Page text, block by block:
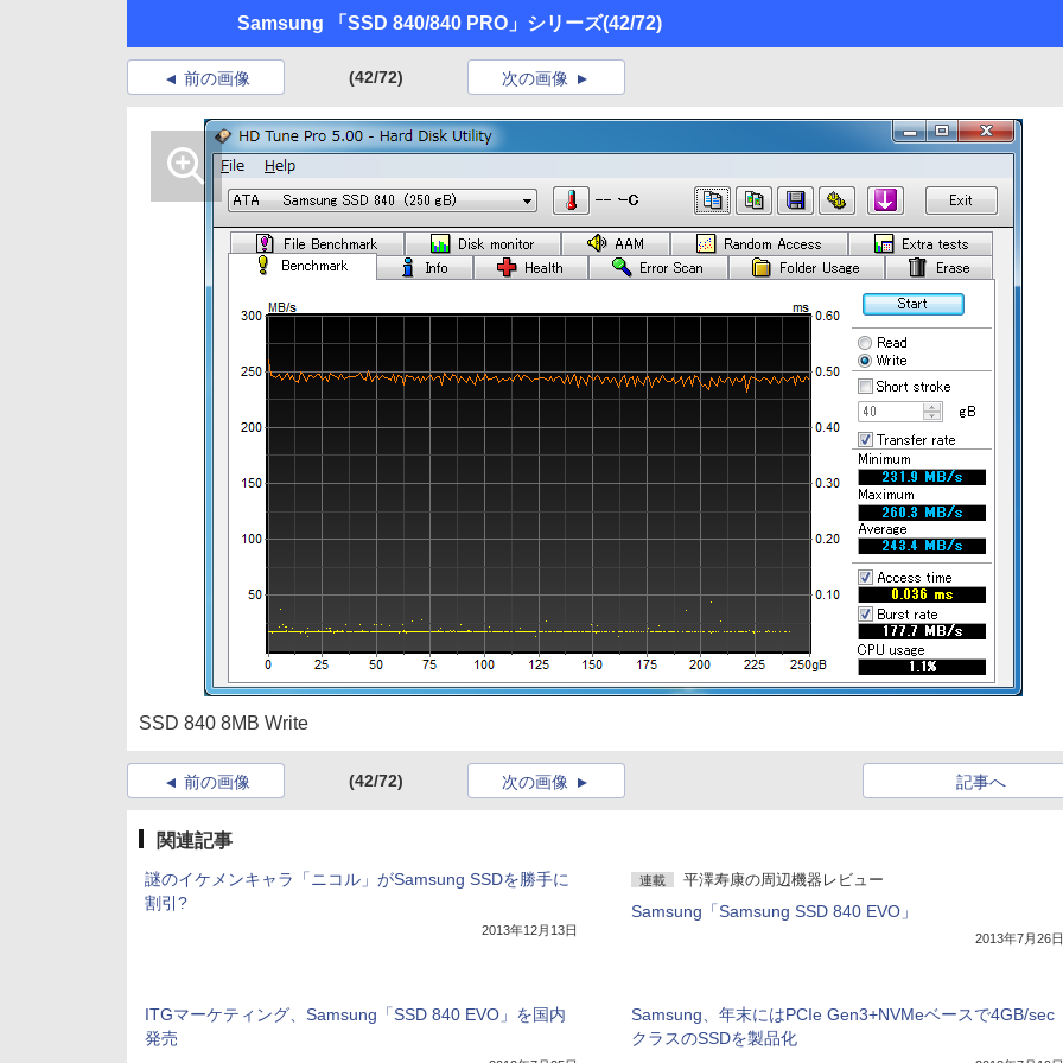
Samsung 「SSD 840/840 PRO」シリーズ(42/72)
前の画像 (42/72) 次の画像
SSD 840 8MB Write
前の画像 (42/72) 記事へ
次の画像
関連記事
謎のイケメンキャラ「ニコル」がSamsung SSDを勝手に
割引?
2013年12月13日
連載 平澤寿康の周辺機器レビュー
Samsung「Samsung SSD 840 EVO」
2013年7月26日
ITGマーケティング、Samsung「SSD 840 EVO」を国内
発売
Samsung、年末にはPCIe Gen3+NVMeベースで4GB/sec
クラスのSSDを製品化